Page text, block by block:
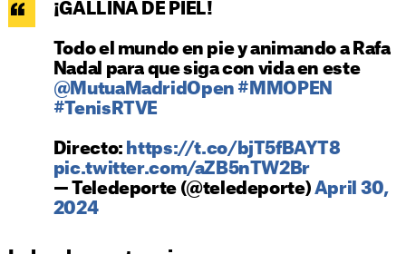
¡GALLINA DE PIEL!
Todo el mundo en pie y animando a Rafa
Nadal para que siga con vida en este
@MutuaMadridOpen #MMOPEN
#TenisRTVE
Directo: https://t.co/bjT5fBAYT8
pic.twitter.com/aZB5nTW2Br
— Teledeporte (@teledeporte) April 30,
2024